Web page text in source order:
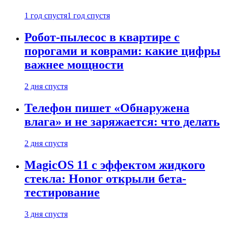
1 год спустя1 год спустя
Робот-пылесос в квартире с
порогами и коврами: какие цифры
важнее мощности
2 дня спустя
Телефон пишет «Обнаружена
влага» и не заряжается: что делать
2 дня спустя
MagicOS 11 с эффектом жидкого
стекла: Honor открыли бета-
тестирование
3 дня спустя